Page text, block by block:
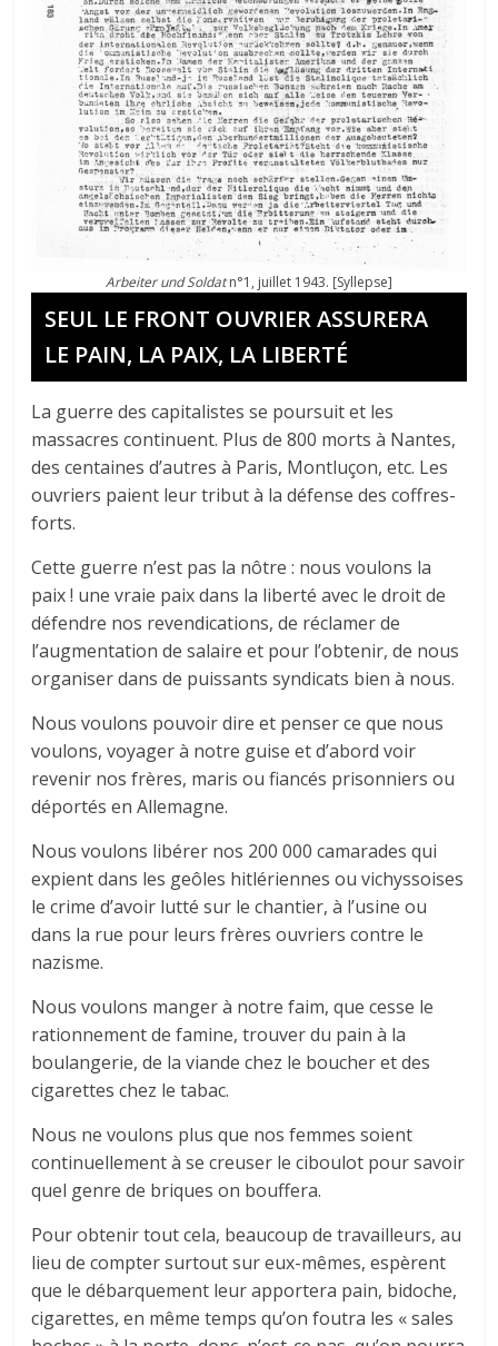
Arbeiter und Soldatn°1, juillet 1943. [Syllepse]
SEUL LE FRONT OUVRIER ASSURERA
LE PAIN, LA PAIX, LA LIBERTÉ
La guerre des capitalistes se poursuit et les
massacres continuent. Plus de 800 morts à Nantes,
des centaines d’autres à Paris, Montluçon, etc. Les
ouvriers paient leur tribut à la défense des coffres-
forts.
Cette guerre n’est pas la nôtre : nous voulons la
paix ! une vraie paix dans la liberté avec le droit de
défendre nos revendications, de réclamer de
l’augmentation de salaire et pour l’obtenir, de nous
organiser dans de puissants syndicats bien à nous.
Nous voulons pouvoir dire et penser ce que nous
voulons, voyager à notre guise et d’abord voir
revenir nos frères, maris ou fiancés prisonniers ou
déportés en Allemagne.
Nous voulons libérer nos 200 000 camarades qui
expient dans les geôles hitlériennes ou vichyssoises
le crime d’avoir lutté sur le chantier, à l’usine ou
dans la rue pour leurs frères ouvriers contre le
nazisme.
Nous voulons manger à notre faim, que cesse le
rationnement de famine, trouver du pain à la
boulangerie, de la viande chez le boucher et des
cigarettes chez le tabac.
Nous ne voulons plus que nos femmes soient
continuellement à se creuser le ciboulot pour savoir
quel genre de briques on bouffera.
Pour obtenir tout cela, beaucoup de travailleurs, au
lieu de compter surtout sur eux-mêmes, espèrent
que le débarquement leur apportera pain, bidoche,
cigarettes, en même temps qu’on foutra les « sales